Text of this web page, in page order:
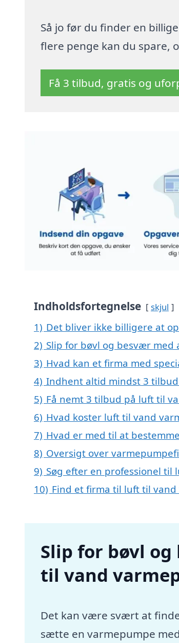
Så jo før du finder en
flere penge kan du spare,
Få 3 tilbud, gratis og
Indholdsfortegnelse skjul
1) Det bliver ikke billigere at
2) Slip for bøvl og besvær
3) Hvad kan et firma med
4) Indhent altid mindst 3
5) Få nemt 3 tilbud på luft til
6) Hvad koster luft til vand
7) Hvad er med til at
8) Oversigt over
9) Søg efter en professionel
10) Find et firma til luft til
Slip for bøvl
til vand
Det kan være svært at
sætte en varmepumpe